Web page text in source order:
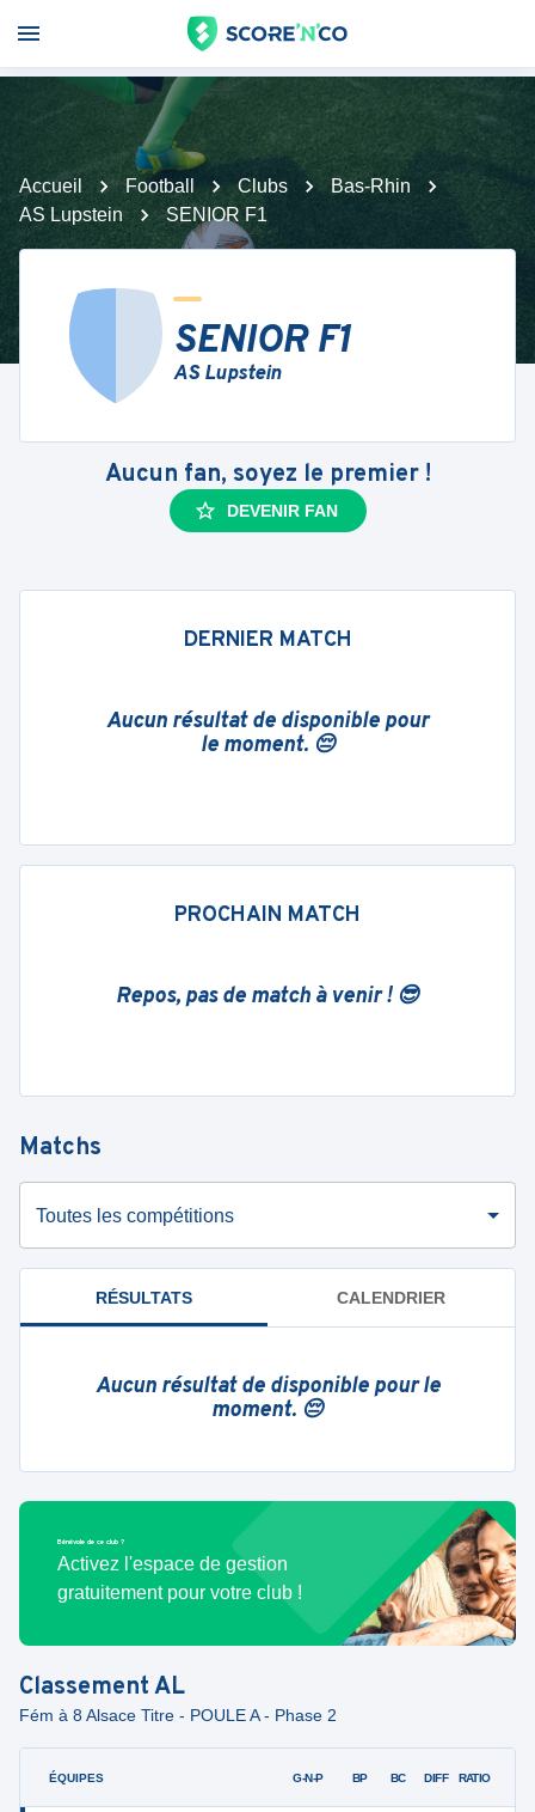
Accueil Football Clubs
Bas-Rhin
AS Lupstein
SENIOR F1
SENIOR F1
AS Lupstein
Aucun fan, soyez le premier !
DEVENIR FAN
DERNIER MATCH
Aucun résultat de disponible pour
le moment. 😔
PROCHAIN MATCH
Repos, pas de match à venir ! 😎
Matchs
Toutes les compétitions
RÉSULTATS CALENDRIER
Aucun résultat de disponible pour le
moment. 😔
Bénévole de ce club ?
Activez l'espace de gestion
gratuitement pour votre club !
ClassementAL
Fém à 8 Alsace Titre - POULE A - Phase 2
ÉQUIPES G-N-P BP BC DIFF RATIO